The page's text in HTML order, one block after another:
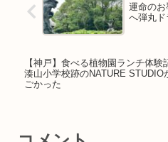
運命のお
へ弾丸
【神戸】食べる植物園ランチ体験
湊山小学校跡のNATURE STUDIO
ごかった